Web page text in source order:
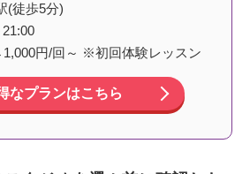
(徒歩5分)
円/回～ ※初回体験レッスン
なプランはこちら